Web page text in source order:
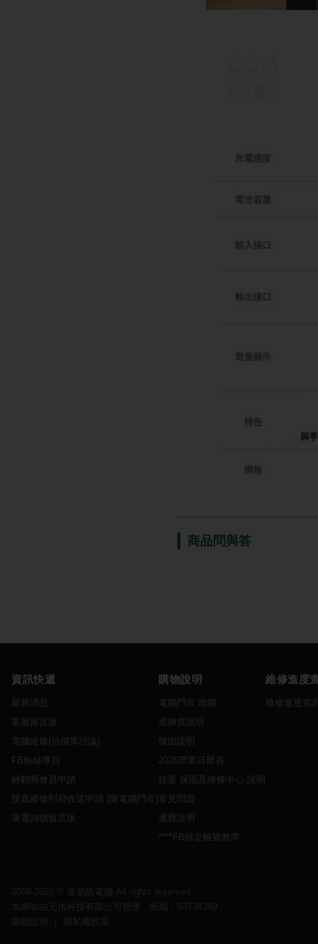
商品問與答
資訊快遞
最新消息
客服留言版
電腦維修(估價單討論)
FB粉絲專頁
經銷商會員申請
技嘉維修到府收送申請 (限電腦門市)
筆電詢價留言版
購物說明
電腦門市 地圖
退換貨說明
保固說明
2026營業日曆表
技嘉 保固及維修中心 說明
常見問題
運費說明
****FB綁定帳號教學
維修進度
維修進度查